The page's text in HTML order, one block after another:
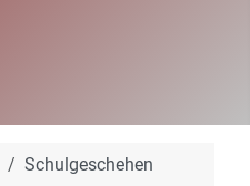
Schulgeschehen